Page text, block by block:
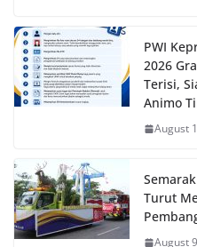
PWI
2026
Terisi,
Animo
August
Turut
August